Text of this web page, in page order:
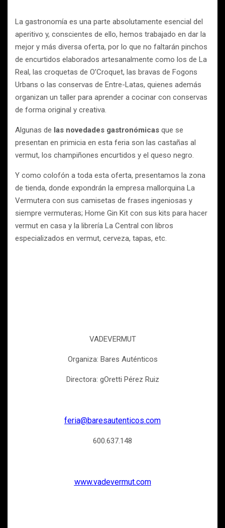
La gastronomía es una parte absolutamente esencial del
aperitivo y, conscientes de ello, hemos trabajado en dar la
mejor y más diversa oferta, por lo que no faltarán pinchos
de encurtidos elaborados artesanalmente como los de La
Real, las croquetas de O’Croquet, las bravas de Fogons
Urbans o las conservas de Entre-Latas, quienes además
organizan un taller para aprender a cocinar con conservas
de forma original y creativa.
Algunas de las novedades gastronómicas que se
presentan en primicia en esta feria son las castañas al
vermut, los champiñones encurtidos y el queso negro.
Y como colofón a toda esta oferta, presentamos la zona
de tienda, donde expondrán la empresa mallorquina La
Vermutera con sus camisetas de frases ingeniosas y
siempre vermuteras; Home Gin Kit con sus kits para hacer
vermut en casa y la librería La Central con libros
especializados en vermut, cerveza, tapas, etc.
VADEVERMUT
Organiza: Bares Auténticos
Directora: gOretti Pérez Ruiz
feria@baresautenticos.com
600.637.148
www.vadevermut.com